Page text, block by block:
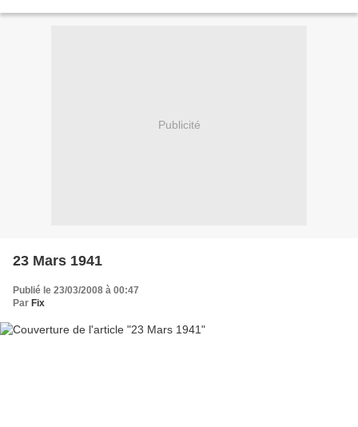
Publicité
23 Mars 1941
Publié le 23/03/2008 à 00:47
Par Fix